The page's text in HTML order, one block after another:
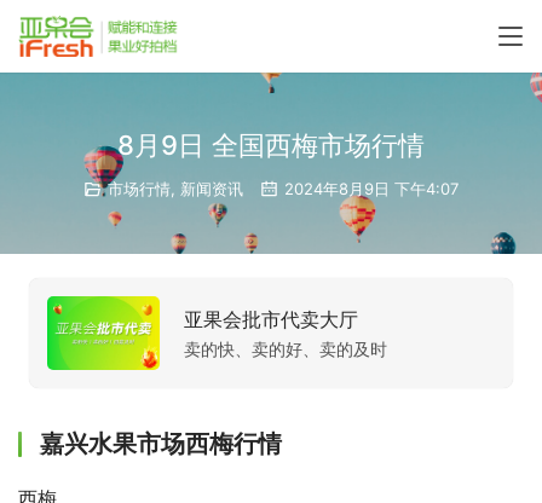
8月9日 全国西梅市场行情
市场行情 新闻资讯 2024年8月9日 下午4:07
亚果会批市代卖大厅
卖的快、卖的好、卖的及时
嘉兴水果市场西梅行情